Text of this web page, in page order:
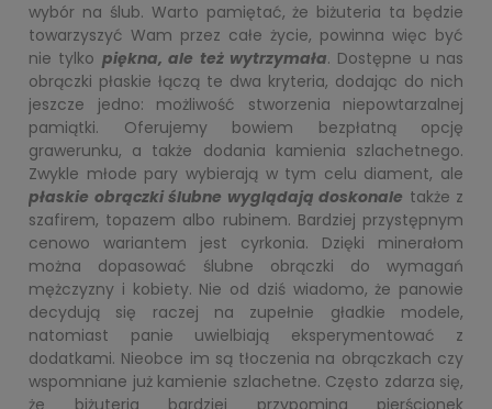
wybór na ślub. Warto pamiętać, że biżuteria ta będzie
towarzyszyć Wam przez całe życie, powinna więc być
nie tylko piękna, ale też wytrzymała. Dostępne u nas
obrączki płaskie łączą te dwa kryteria, dodając do nich
jeszcze jedno: możliwość stworzenia niepowtarzalnej
pamiątki. Oferujemy bowiem bezpłatną opcję
grawerunku, a także dodania kamienia szlachetnego.
Zwykle młode pary wybierają w tym celu diament, ale
płaskie obrączki ślubne wyglądają doskonale także z
szafirem, topazem albo rubinem. Bardziej przystępnym
cenowo wariantem jest cyrkonia. Dzięki minerałom
można dopasować ślubne obrączki do wymagań
mężczyzny i kobiety. Nie od dziś wiadomo, że panowie
decydują się raczej na zupełnie gładkie modele,
natomiast panie uwielbiają eksperymentować z
dodatkami. Nieobce im są tłoczenia na obrączkach czy
wspomniane już kamienie szlachetne. Często zdarza się,
że biżuteria bardziej przypomina pierścionek